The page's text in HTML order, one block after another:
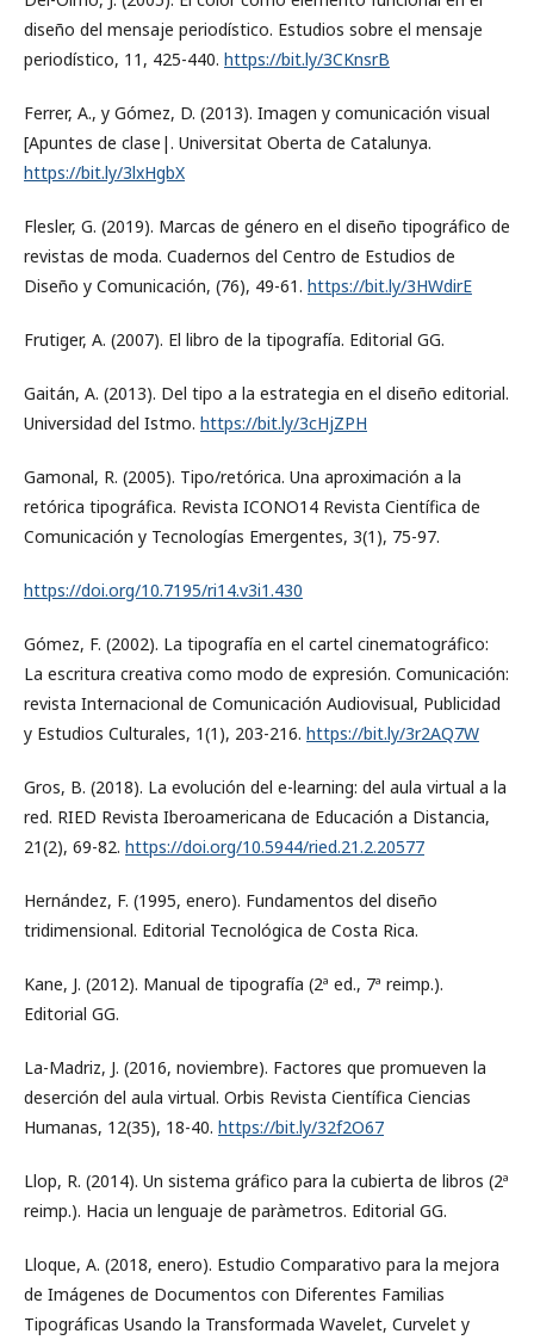
diseño del mensaje periodístico. Estudios sobre el mensaje
periodístico, 11, 425-440. https://bit.ly/3CKnsrB
Ferrer, A., y Gómez, D. (2013). Imagen y comunicación visual
[Apuntes de clase|. Universitat Oberta de Catalunya.
https://bit.ly/3lxHgbX
Flesler, G. (2019). Marcas de género en el diseño tipográfico de
revistas de moda. Cuadernos del Centro de Estudios de
Diseño y Comunicación, (76), 49-61. https://bit.ly/3HWdirE
Frutiger, A. (2007). El libro de la tipografía. Editorial GG.
Gaitán, A. (2013). Del tipo a la estrategia en el diseño editorial.
Universidad del Istmo. https://bit.ly/3cHjZPH
Gamonal, R. (2005). Tipo/retórica. Una aproximación a la
retórica tipográfica. Revista ICONO14 Revista Científica de
Comunicación y Tecnologías Emergentes, 3(1), 75-97.
https://doi.org/10.7195/ri14.v3i1.430
Gómez, F. (2002). La tipografía en el cartel cinematográfico:
La escritura creativa como modo de expresión. Comunicación:
revista Internacional de Comunicación Audiovisual, Publicidad
y Estudios Culturales, 1(1), 203-216. https://bit.ly/3r2AQ7W
Gros, B. (2018). La evolución del e-learning: del aula virtual a la
red. RIED Revista Iberoamericana de Educación a Distancia,
21(2), 69-82. https://doi.org/10.5944/ried.21.2.20577
Hernández, F. (1995, enero). Fundamentos del diseño
tridimensional. Editorial Tecnológica de Costa Rica.
Kane, J. (2012). Manual de tipografía (2ª ed., 7ª reimp.).
Editorial GG.
La-Madriz, J. (2016, noviembre). Factores que promueven la
deserción del aula virtual. Orbis Revista Científica Ciencias
Humanas, 12(35), 18-40. https://bit.ly/32f2O67
Llop, R. (2014). Un sistema gráfico para la cubierta de libros (2ª
reimp.). Hacia un lenguaje de paràmetros. Editorial GG.
Lloque, A. (2018, enero). Estudio Comparativo para la mejora
de Imágenes de Documentos con Diferentes Familias
Tipográﬁcas Usando la Transformada Wavelet, Curvelet y